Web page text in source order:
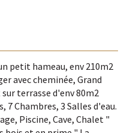
petit hameau, env 210m2
avec cheminée, Grand
terrasse d'env 80m2
Chambres, 3 Salles d'eau.
Piscine, Cave, Chalet "